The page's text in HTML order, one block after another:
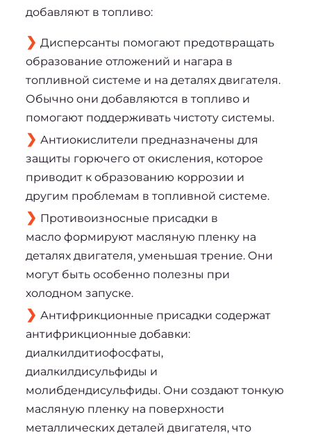
добавляют в топливо:
Дисперсанты помогают предотвращать
образование отложений и нагара в
топливной системе и на деталях двигателя.
Обычно они добавляются в топливо и
помогают поддерживать чистоту системы.
Антиокислители предназначены для
защиты горючего от окисления, которое
приводит к образованию коррозии и
другим проблемам в топливной системе.
Противоизносные присадки в
масло формируют масляную пленку на
деталях двигателя, уменьшая трение. Они
могут быть особенно полезны при
холодном запуске.
Антифрикционные присадки содержат
антифрикционные добавки:
диалкилдитиофосфаты,
диалкилдисульфиды и
молибдендисульфиды. Они создают тонкую
масляную пленку на поверхности
металлических деталей двигателя, что